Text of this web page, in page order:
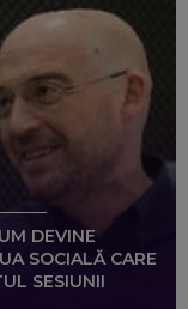
DEVINE
SOCIALĂ CARE
SESIUNII